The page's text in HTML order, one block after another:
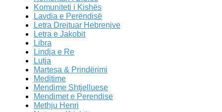
Komuniteti i Kishës
Lavdia e Perëndisë
Letra Drejtuar Hebrenjve
Letra e Jakobit
Libra
Lindja e Re
Lutja
Martesa & Prindërimi
Meditime
Mendime Shtjelluese
Mendimet e Perendise
Methju Henri